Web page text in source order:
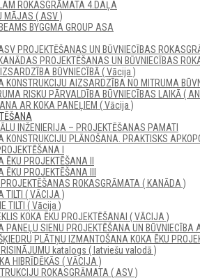
ROKASGRĀMATA 4.DAĻA
MĀJAS ( ASV )
BYGGMA GROUP ASA
PROJEKTĒŠANAS UN BŪVNIECĪBAS
PROJEKTĒŠANAS UN BŪVNIECĪBAS
BŪVNIECĪBĀ ( Vācija )
KONSTRUKCIJU AIZSARDZĪBA NO MITRUMA
RISKU PĀRVALDĪBA BŪVNIECĪBAS LAIKĀ (
AR KOKA PANEĻIEM ( Vācija )
INŽENIERIJA – PROJEKTĒŠANAS PAMATI
KONSTRUKCIJU PLĀNOŠANA. PRAKTISKS
I
ĒKU PROJEKTĒŠANA II
ĒKU PROJEKTĒŠANA III
PROJEKTĒŠANAS ROKASGRĀMATA ( KANĀDA )
TILTI ( VĀCIJA )
TILTI ( Vācija )
KOKA ĒKU PROJEKTĒŠANAI ( VĀCIJA )
PANEĻU SIENU PROJEKTĒŠANA UN BŪVNIECĪBA
PLĀTŅU IZMANTOŠANA KOKA ĒKU
RISINĀJUMU katalogs ( latviešu valodā )
HIBRĪDĒKĀS ( VĀCIJA )
ROKASGRĀMATA ( ASV )